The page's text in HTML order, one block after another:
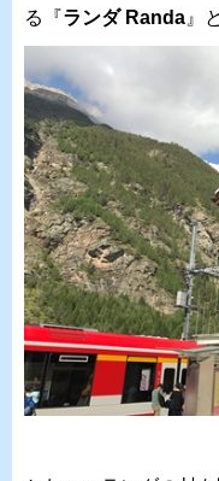
る『ランダ Randa 』